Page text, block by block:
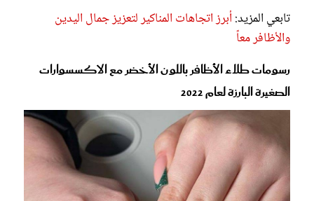
تابعي المزيد:أبرز اتجاهات المناكير لتعزيز جمال اليدين
والأظافر معاً
رسومات طلاء الأظافر باللون الأخضر مع الاكسسوارات
الصغيرة البارزة لعام 2022